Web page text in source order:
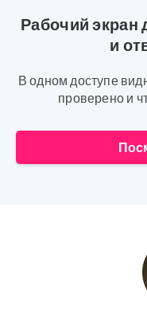
Рабочий экран
и
В одном доступе
проверено и